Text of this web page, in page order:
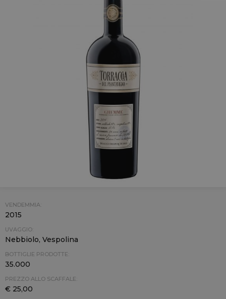
VENDEMMIA:
2015
UVAGGIO:
Nebbiolo, Vespolina
BOTTIGLIE PRODOTTE:
35.000
PREZZO ALLO SCAFFALE:
€ 25,00